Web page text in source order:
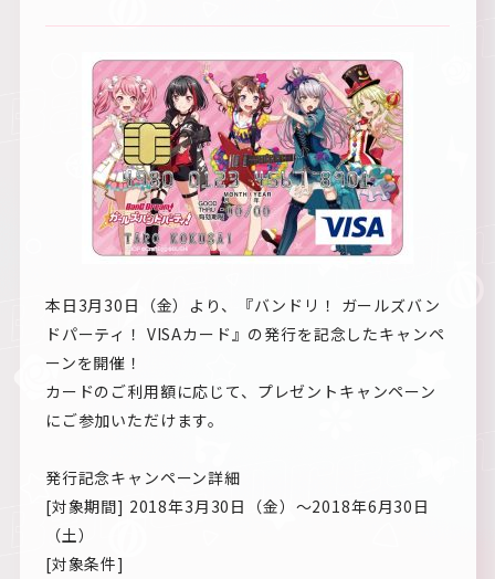
本日3月30日（金）より、『バンドリ！ ガールズバン
ドパーティ！ VISAカード』の発行を記念したキャンペ
ーンを開催！
カードのご利用額に応じて、プレゼントキャンペーン
にご参加いただけます。
発行記念キャンペーン詳細
[対象期間] 2018年3月30日（金）～2018年6月30日
（土）
[対象条件]